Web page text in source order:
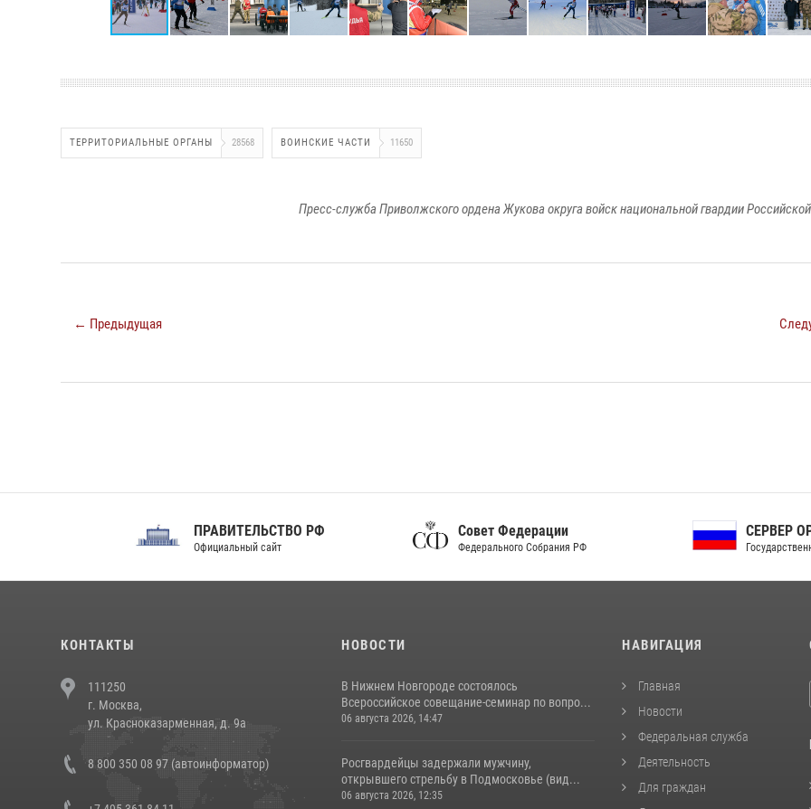
ТЕРРИТОРИАЛЬНЫЕ ОРГАНЫ 28568 ВОИНСКИЕ ЧАСТИ 11650
Пресс-служба Приволжского ордена Жукова округа войск национальной гвардии
← Предыдущая
ПРАВИТЕЛЬСТВО РФ
Официальный сайт
Совет Федерации
Федерального Собрания РФ
СЕРВЕР ОРГАНОВ
Государственной власти РФ
КОНТАКТЫ
111250
г. Москва,
ул. Красноказарменная, д. 9а
8 800 350 08 97 (автоинформатор)
НОВОСТИ
В Нижнем Новгороде состоялось
Всероссийское совещание-семинар по вопро...
06 августа 2026, 14:47
Росгвардейцы задержали мужчину,
открывшего стрельбу в Подмосковье (вид...
06 августа 2026, 12:35
НАВИГАЦИЯ
Главная
Новости
Федеральная служба
Деятельность
Для граждан